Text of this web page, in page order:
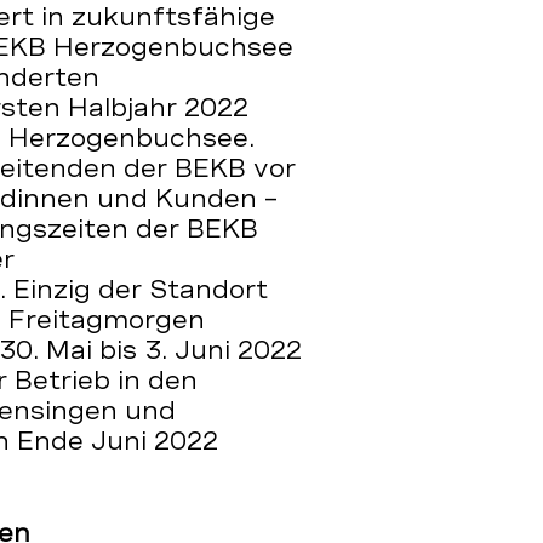
in zukunftsfähige
Herzogenbuchsee
Halbjahr 2022
der BEKB vor
und Kunden –
der BEKB
Einzig der Standort
Freitagmorgen
Mai bis 3. Juni 2022
Betrieb in den
und
Ende Juni 2022